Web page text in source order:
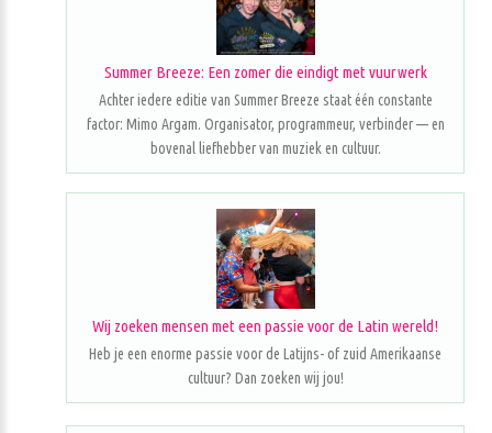
Summer Breeze: Een zomer die eindigt met vuurwerk
Achter iedere editie van Summer Breeze staat één constante
factor: Mimo Argam. Organisator, programmeur, verbinder — en
bovenal liefhebber van muziek en cultuur.
Wij zoeken mensen met een passie voor de Latin wereld!
Heb je een enorme passie voor de Latijns- of zuid Amerikaanse
cultuur? Dan zoeken wij jou!